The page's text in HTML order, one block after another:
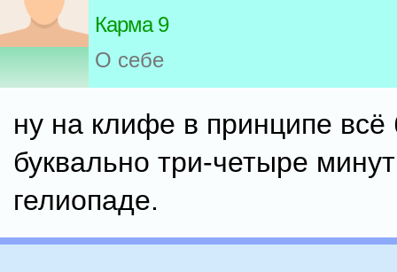
Карма 9
О себе
ну на клифе в принципе всё
буквально три-четыре
гелиопаде.